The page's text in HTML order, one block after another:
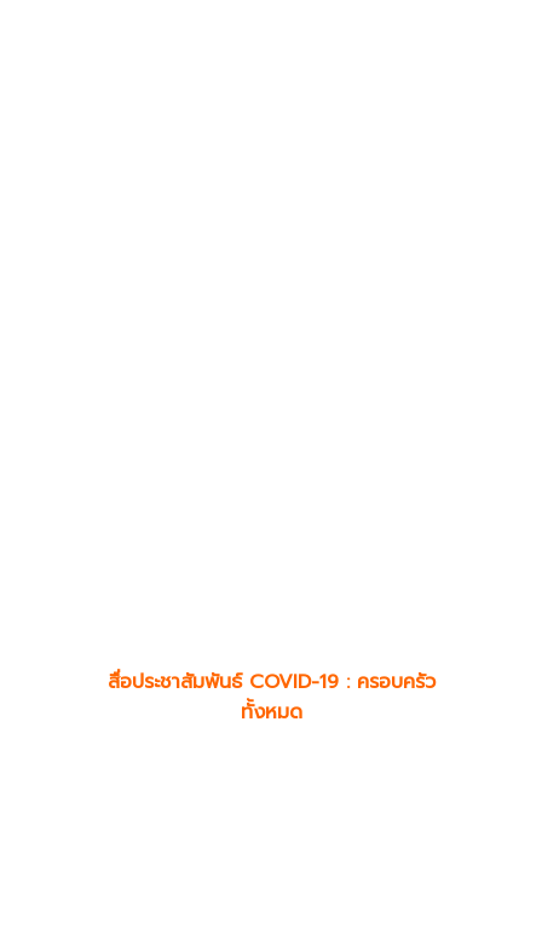
สื่อประชาสัมพันธ์ COVID-19 : ครอบครัว
ทั้งหมด